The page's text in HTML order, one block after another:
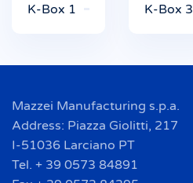
K-Box 1 K-Box 3
Mazzei Manufacturing s.p.a.
Address: Piazza Giolitti, 217
I-51036 Larciano PT
Tel. + 39 0573 84891